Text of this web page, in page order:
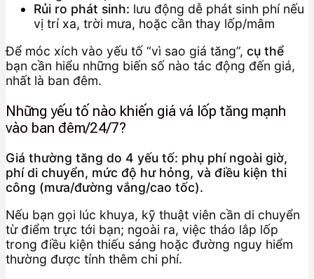
Rủi ro phát sinh: lưu động dễ phát sinh phí nếu
vị trí xa, trời mưa, hoặc cần thay lốp/mâm
Để móc xích vào yếu tố “vì sao giá tăng”, cụ thể
bạn cần hiểu những biến số nào tác động đến giá,
nhất là ban đêm.
Những yếu tố nào khiến giá vá lốp tăng mạnh
vào ban đêm/24/7?
Giá thường tăng do 4 yếu tố: phụ phí ngoài giờ,
phí di chuyển, mức độ hư hỏng, và điều kiện thi
công (mưa/đường vắng/cao tốc).
Nếu bạn gọi lúc khuya, kỹ thuật viên cần di chuyển
từ điểm trực tới bạn; ngoài ra, việc tháo lắp lốp
trong điều kiện thiếu sáng hoặc đường nguy hiểm
thường được tính thêm chi phí.